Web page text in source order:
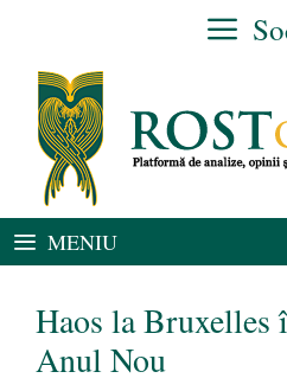
conținut
MENIU
Haos la Bruxelles
Anul Nou